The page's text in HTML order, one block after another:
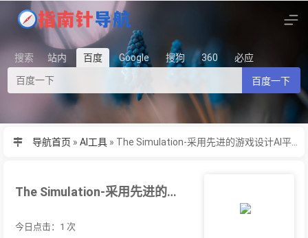
搜索 站内 百度 Google 搜狗 360 必应
百度一下
导航首页 » AI工具 »
The Simulation-采用先进的游戏设计AI平台
今日点击：1 次